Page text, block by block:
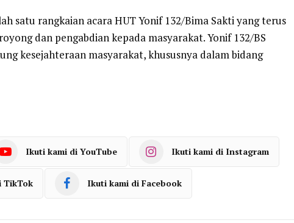
satu rangkaian acara HUT Yonif 132/Bima Sakti yang terus
dan pengabdian kepada masyarakat. Yonif 132/BS
kesejahteraan masyarakat, khususnya dalam bidang
Ikuti kami di YouTube Ikuti kami di Instagram
TikTok Ikuti kami di Facebook